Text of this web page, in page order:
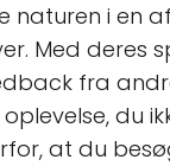
naturen i en
Med deres
fra
du
at du